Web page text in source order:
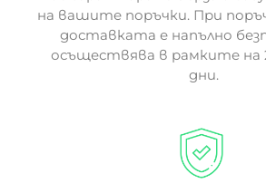
на вашите поръчки. При
доставката е напълно
осъществява в рамките на
дни.